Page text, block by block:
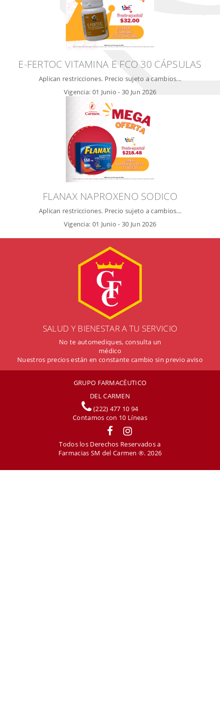
E-FERTOC VITAMINA E FCO 30 CÁPSULAS
Aplican restricciones. Precio sujeto a cambios...
Vigencia: 01 Junio - 30 Jun 2026
FLANAX NAPROXENO SODICO
Aplican restricciones. Precio sujeto a cambios...
Vigencia: 01 Junio - 30 Jun 2026
SALUD Y BIENESTAR A TU SERVICIO
No te automediques, consulta un
médico
Nuestros precios están en constante cambio sin previo aviso
GRUPO FARMACÉUTICO
DEL CARMEN
(222) 477 10 94
Contamos con 10 Líneas
Todos los Derechos Reservados a
Farmacias SM del Carmen ®. 2026